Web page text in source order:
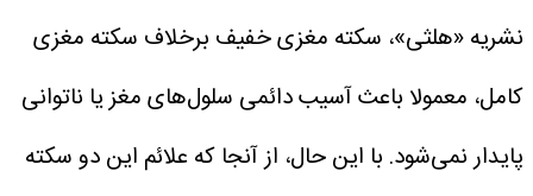
نشریه «هلثی»، سکته مغزی خفیف برخلاف سکته مغزی
کامل، معمولا باعث آسیب دائمی سلول‌های مغز یا ناتوانی
پایدار نمی‌شود. با این حال، از آنجا که علائم این دو سکته